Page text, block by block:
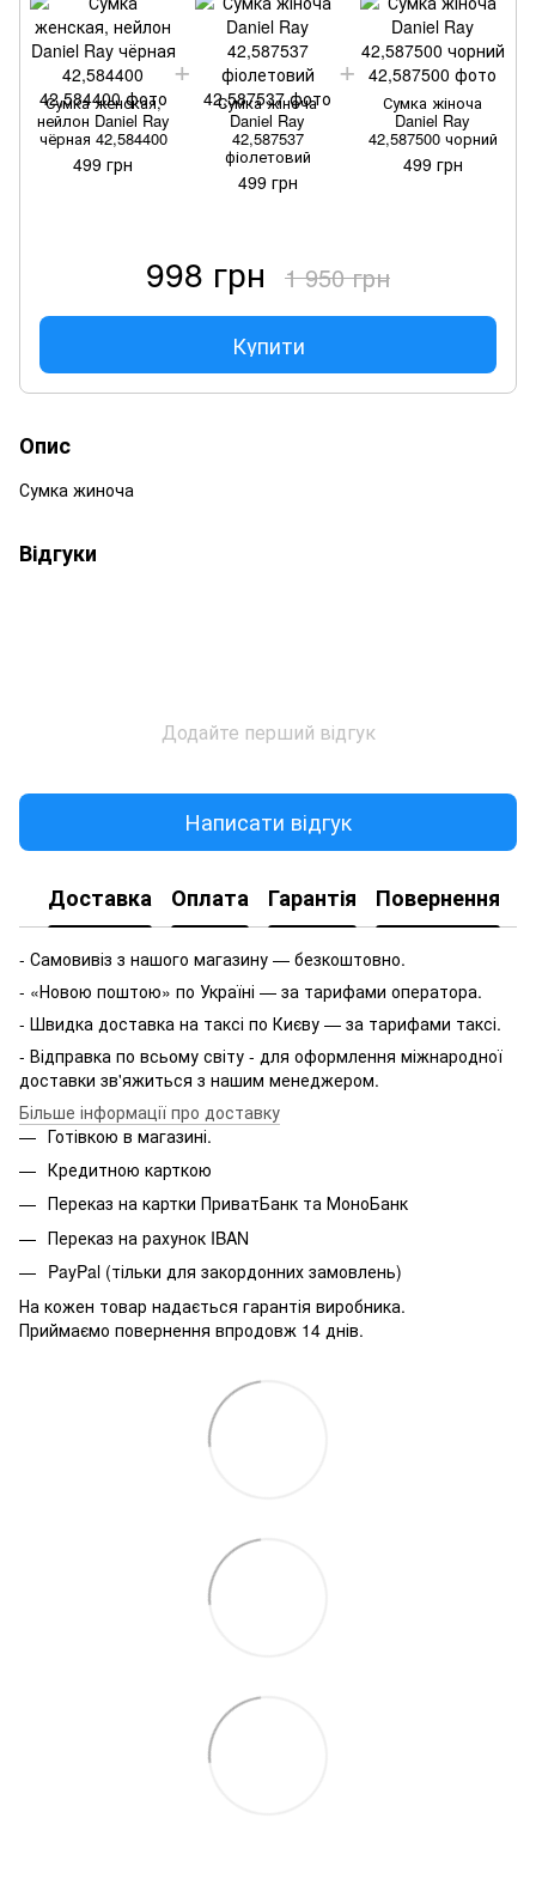
Сумка женская,
нейлон Daniel Ray
чёрная 42,584400
499 грн
Сумка жіноча
Daniel Ray
42,587537
фіолетовий
499 грн
Сумка жіноча
Daniel Ray
42,587500 чорний
499 грн
998 грн 1 950 грн
Купити
Опис
Сумка жиноча
Відгуки
Додайте перший відгук
Написати відгук
Доставка Оплата Гарантія Повернення
- Самовивіз з нашого магазину — безкоштовно.
- «Новою поштою» по Україні — за тарифами оператора.
- Швидка доставка на таксі по Києву — за тарифами таксі.
- Відправка по всьому світу - для оформлення міжнародної
доставки зв'яжиться з нашим менеджером.
Більше інформації про доставку
Готівкою в магазині.
Кредитною карткою
Переказ на картки ПриватБанк та МоноБанк
Переказ на рахунок IBAN
PayPal (тільки для закордонних замовлень)
На кожен товар надається гарантія виробника.
Приймаємо повернення впродовж 14 днів.